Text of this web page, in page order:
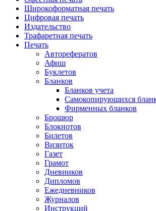
Широкоформатная печать
Цифровая печать
Издательство
Трафаретная печать
Печать
Авторефератов
Афиш
Буклетов
Бланков
Бланков учета
Самокопирующихся
Фирменных бланков
Брошюр
Блокнотов
Билетов
Визиток
Газет
Грамот
Дневников
Дипломов
Ежедневников
Журналов
Инструкций